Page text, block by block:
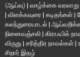
(ஆய்வு) | வாழ்க்கை வரலாறு
| விளக்கவுரை | கடிதங்கள் |
கலந்துரையாடல் |
நினைவஞ்சலி | கிராஃபிக்
விருது | சரித்திர நாவல்கள் |
சிறார் இதழ்